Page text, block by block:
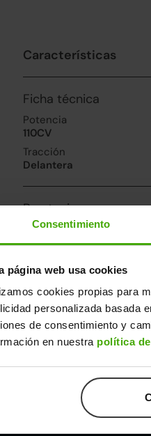
Consentimiento
página web usa cookies
cookies propias para
personalizada basada
de consentimiento y
en nuestra política
Características
Ficha técnica
Potencia
110CV
Tracción
Delantera
Prestaciones,
Velocidad máxima
169km/h
4.5l/100
Dimensiones y otros
Largo
Ancho
Clicars: